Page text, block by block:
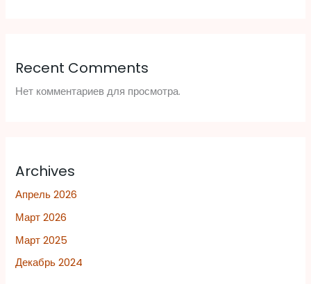
Recent Comments
Нет комментариев для просмотра.
Archives
Апрель 2026
Март 2026
Март 2025
Декабрь 2024